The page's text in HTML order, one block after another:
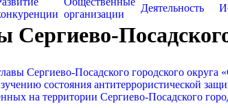
организации
Деятельность
Сергиево-
Сергиево-Посадского городского округа
состояния антитеррористической
на территории Сергиево-Посадского